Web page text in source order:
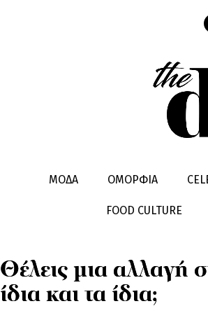
ΜΟΔΑ ΟΜΟΡΦΙΑ
FOOD CULTURE
HEALTHY LIVING INSPIRATION
Θέλεις μια αλλαγή
ίδια και τα ίδια;